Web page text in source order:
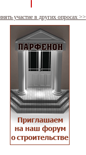
участие в других опросах >>